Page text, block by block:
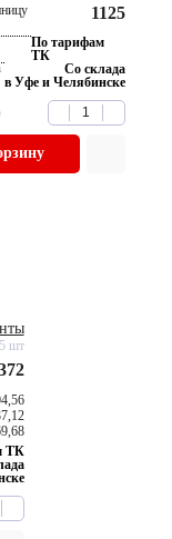
1125
По тарифам
ТК
Со склада
в Уфе и Челябинске
5 шт
ТК